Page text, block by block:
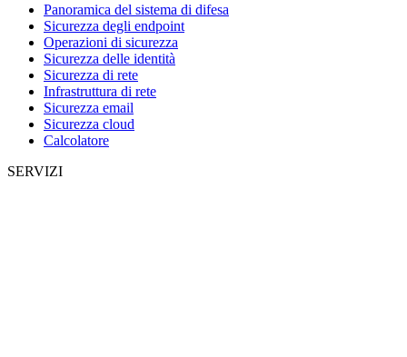
Panoramica del sistema di difesa
Sicurezza degli endpoint
Operazioni di sicurezza
Sicurezza delle identità
Sicurezza di rete
Infrastruttura di rete
Sicurezza email
Sicurezza cloud
Calcolatore
SERVIZI